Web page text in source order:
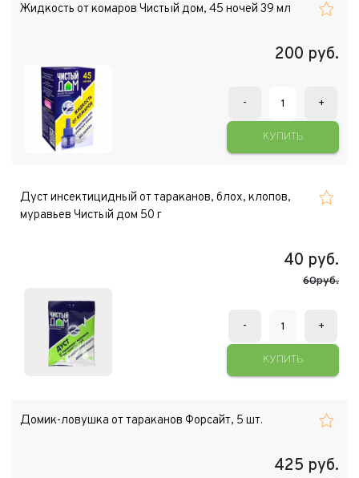
Жидкость от комаров Чистый дом, 45 ночей 39 мл
200 руб.
- +
КУПИТЬ
Дуст инсектицидный от тараканов, блох, клопов,
муравьев Чистый дом 50 г
40 руб.
60руб.
- +
КУПИТЬ
Домик-ловушка от тараканов Форсайт, 5 шт.
425 руб.